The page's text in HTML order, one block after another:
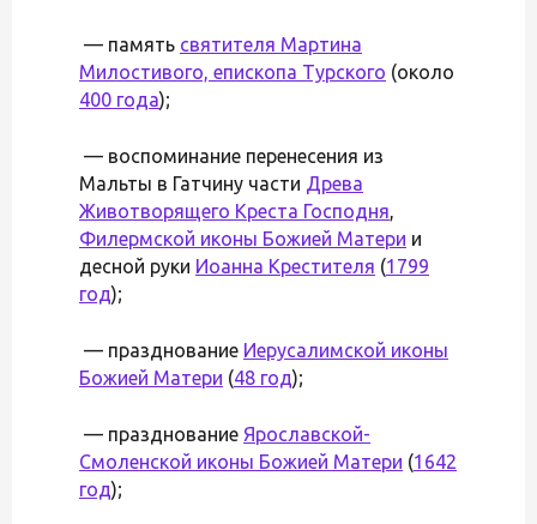
— память святителя Мартина
Милостивого, епископа Турского (около
400 года);
— воспоминание перенесения из
Мальты в Гатчину части Древа
Животворящего Креста Господня,
Филермской иконы Божией Матери и
десной руки Иоанна Крестителя (1799
год);
— празднование Иерусалимской иконы
Божией Матери (48 год);
— празднование Ярославской-
Смоленской иконы Божией Матери (1642
год);